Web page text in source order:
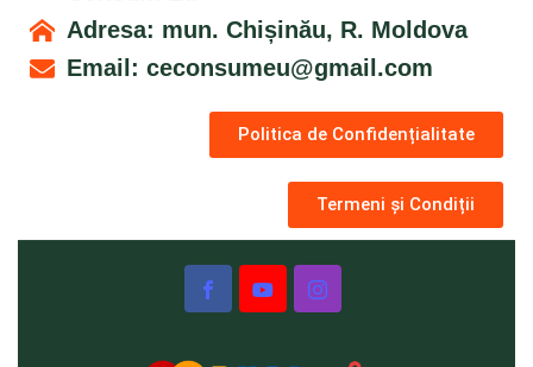
Adresa: mun. Chișinău, R. Moldova
Email:ceconsumeu@gmail.com
Politica de Confidențialitate
Termeni și Condiții